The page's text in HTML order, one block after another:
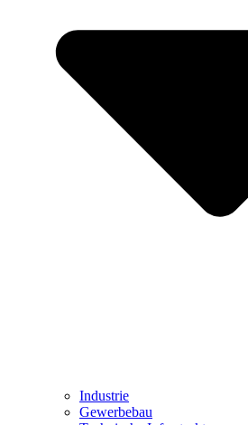
Industrie
Gewerbebau